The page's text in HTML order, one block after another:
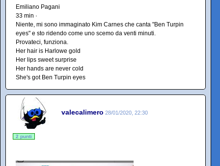
Emiliano Pagani
33 min ·
Niente, mi sono immaginato Kim Carnes che canta "Ben Turpin
eyes" e sto ridendo come uno scemo da venti minuti.
Provateci, funziona.
Her hair is Harlowe gold
Her lips sweet surprise
Her hands are never cold
She's got Ben Turpin eyes
valecalimero 28/01/2020, 22:30
2 punti